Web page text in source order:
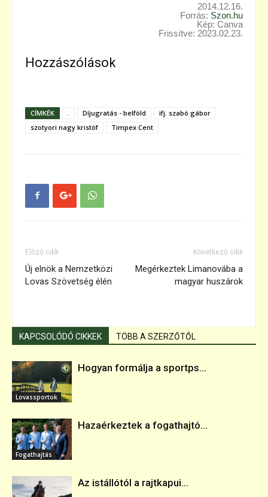
2014.12.16.
Forrás: Szon.hu
Kép: Canva
Frissítve: 2023.02.23.
Hozzászólások
CÍMKÉK Díjugratás - belföld
ifj. szabó gábor
szotyori nagy kristóf
Timpex Cent
Előző cikk
Új elnök a Nemzetközi
Lovas Szövetség élén
Következő cikk
Megérkeztek Limanovába a
magyar huszárok
KAPCSOLÓDÓ CIKKEK TÖBB A SZERZŐTŐL
Lovassportok
Hogyan formálja a sportps...
Fogathajtás
Hazaérkeztek a fogathajtó...
Az istállótól a rajtkapui...